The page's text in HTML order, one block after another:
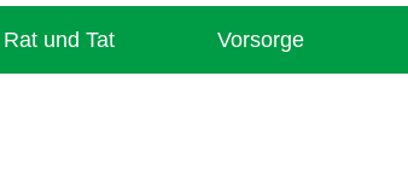
Rat und Tat Vorsorge